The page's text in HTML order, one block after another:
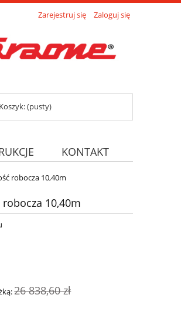
Zarejestruj się Zaloguj się
Koszyk:(pusty)
KONTAKT
robocza 10,40m
robocza 10,40m
26 838,60 zł